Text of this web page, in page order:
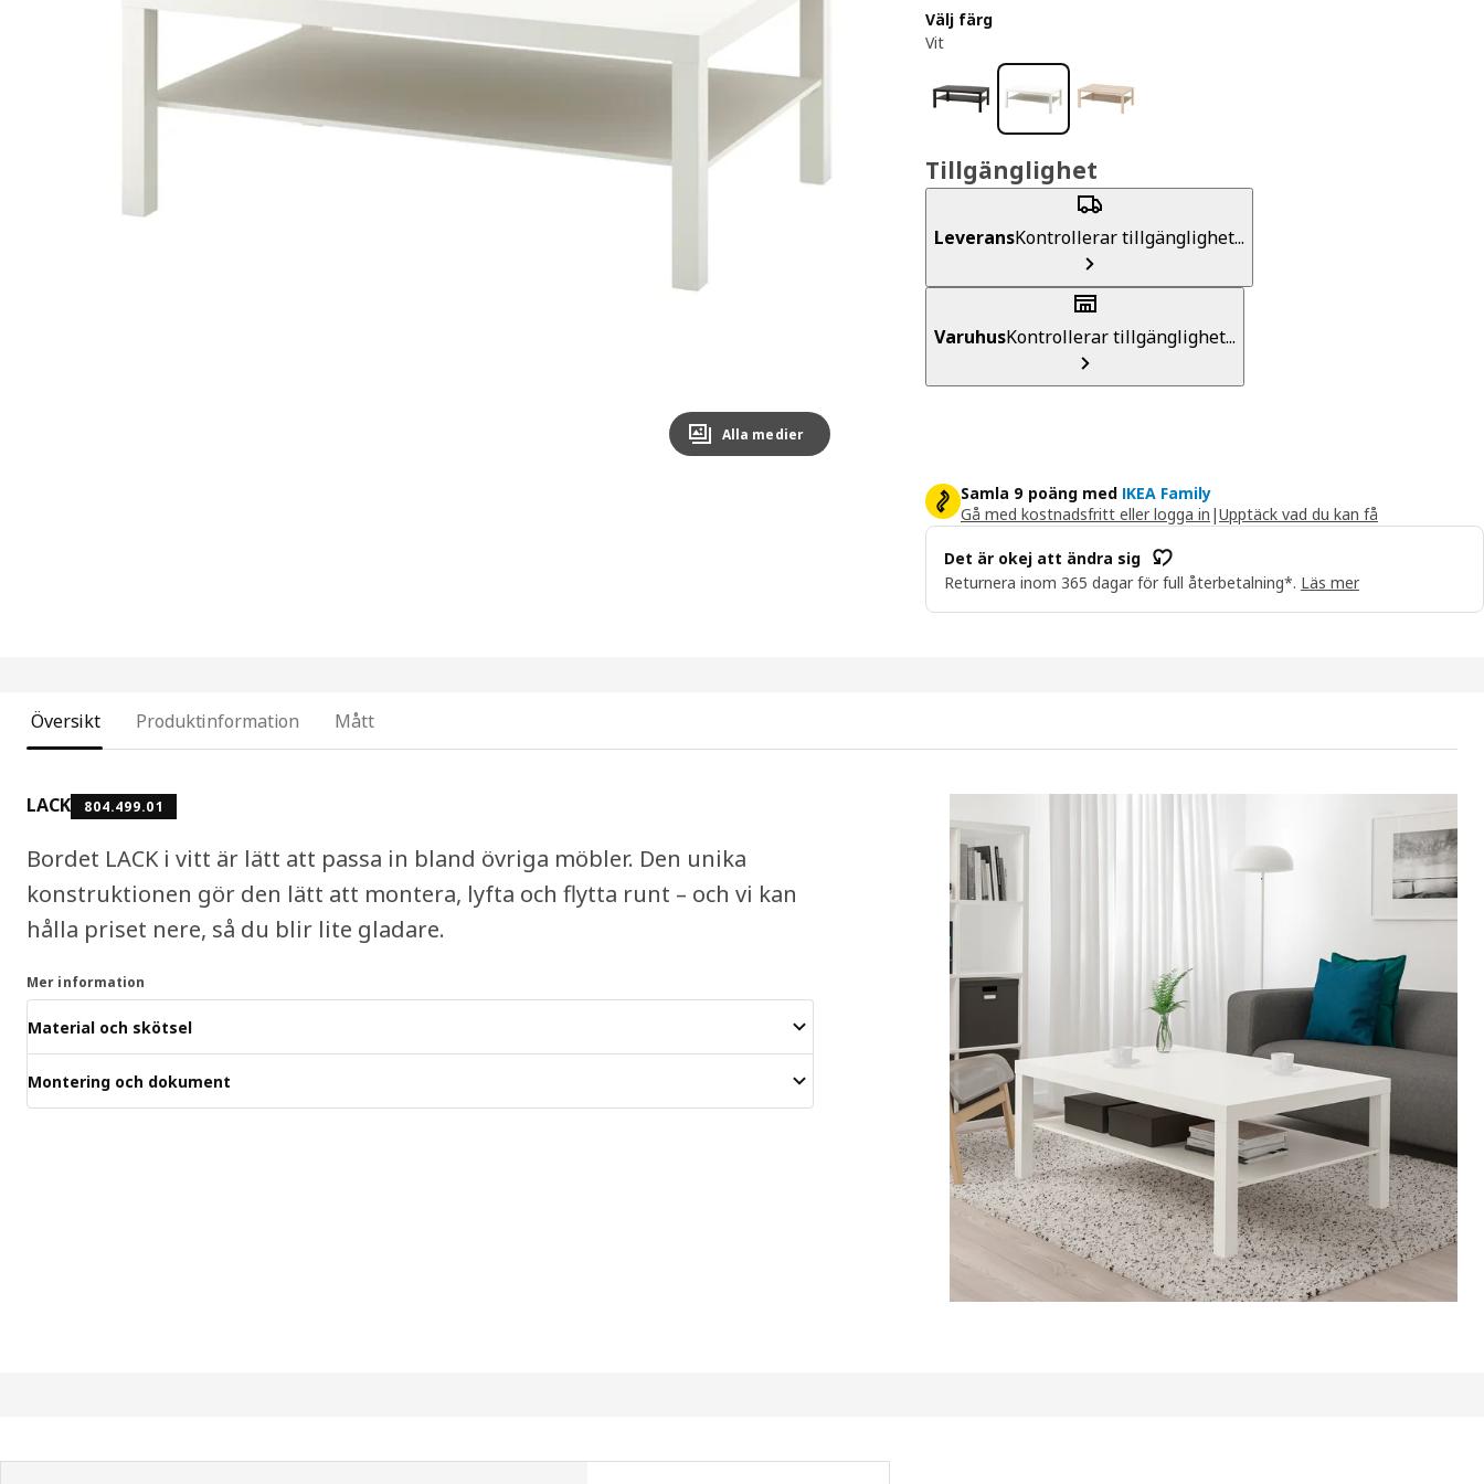
Image zoomed out, normal view
Alla medier
Välj färg
Vit
Tillgänglighet
LeveransKontrollerar tillgänglighet...
VaruhusKontrollerar tillgänglighet...
Samla 9 poäng med IKEA Family
Gå med kostnadsfritt eller logga in |Upptäck vad du kan få
Det är okej att ändra sig
Returnera inom 365 dagar för full återbetalning*. Läs mer
Översikt Produktinformation Mått
LACK 804.499.01
Bordet LACK i vitt är lätt att passa in bland övriga möbler. Den unika
konstruktionen gör den lätt att montera, lyfta och flytta runt – och vi kan
hålla priset nere, så du blir lite gladare.
Mer information
Material och skötsel
Montering och dokument